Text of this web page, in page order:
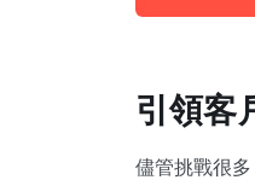
引領客
儘管挑戰很